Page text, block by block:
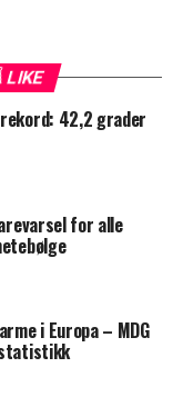
LIKE
42,2 grader
for alle
i Europa – MDG